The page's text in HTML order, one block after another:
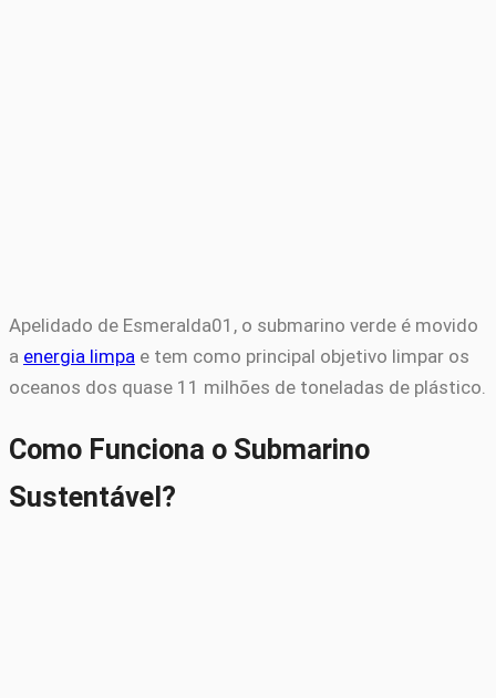
Apelidado de Esmeralda01, o submarino verde é movido
a energia limpa e tem como principal objetivo limpar os
oceanos dos quase 11 milhões de toneladas de plástico.
Como Funciona o Submarino
Sustentável?